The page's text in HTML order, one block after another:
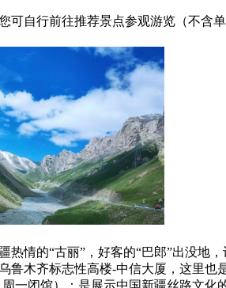
可自行前往推荐景点参观游览（不
情的“古丽”，好客的“巴郎”出没地，
木齐标志性高楼-中信大厦，这里也
闭馆）：是展示中国新疆丝路文化